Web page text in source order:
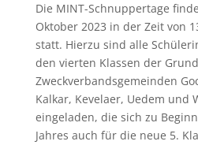
Die MINT-Schnuppertage
Oktober 2023 in der Zeit von
statt. Hierzu sind alle
den vierten Klassen der
Zweckverbandsgemeinden
Kalkar, Kevelaer, Uedem und
eingeladen, die sich zu
Jahres auch für die neue 5.